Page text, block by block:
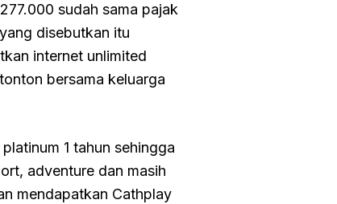
sudah sama pajak
disebutkan itu
internet unlimited
bersama keluarga
1 tahun sehingga
adventure dan masih
mendapatkan Cathplay